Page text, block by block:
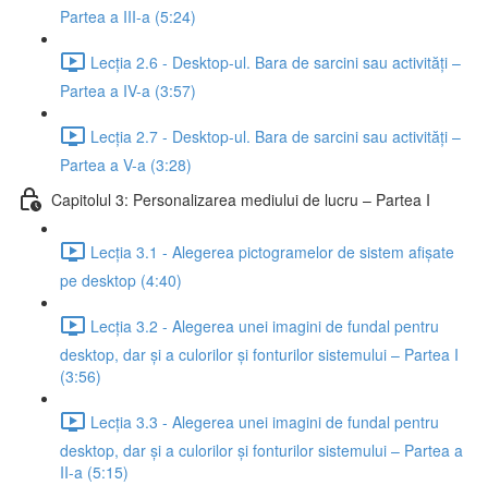
Partea a III-a (5:24)
Lecția 2.6 - Desktop-ul. Bara de sarcini sau activități –
Partea a IV-a (3:57)
Lecția 2.7 - Desktop-ul. Bara de sarcini sau activități –
Partea a V-a (3:28)
Capitolul 3: Personalizarea mediului de lucru – Partea I
Lecția 3.1 - Alegerea pictogramelor de sistem afișate
pe desktop (4:40)
Lecția 3.2 - Alegerea unei imagini de fundal pentru
desktop, dar și a culorilor și fonturilor sistemului – Partea I
(3:56)
Lecția 3.3 - Alegerea unei imagini de fundal pentru
desktop, dar și a culorilor și fonturilor sistemului – Partea a
II-a (5:15)